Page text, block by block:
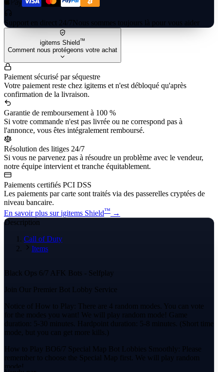
Support en direct 24/7Nous sommes toujours là pour vous aider
igitems Shield™
Comment nous protégeons votre achat
Paiement sécurisé par séquestre
Votre paiement reste chez igitems et n'est débloqué qu'après
confirmation de la livraison.
Garantie de remboursement à 100 %
Si votre commande n'est pas livrée ou ne correspond pas à
l'annonce, vous êtes intégralement remboursé.
Résolution des litiges 24/7
Si vous ne parvenez pas à résoudre un problème avec le vendeur,
notre équipe intervient et tranche équitablement.
Paiements certifiés PCI DSS
Les paiements par carte sont traités via des passerelles cryptées de
niveau bancaire.
En savoir plus sur igitems Shield™ →
Description
Call of Duty
Items
Black Ops 6/7 AFK Bots - Selfplay
Join Our Premier Bot Lobby Service
Notice of How to Play: There are 4 random modes. You can vote
for the modes you want! We will play random mode! Game
duration: 5-30 minutes. Hardpoint duration: 5-8 minutes. (Short time
mode, but you can get more kills.)
How to Play BO6/7 Special Map Bot Lobbies Smoothly: Please
remember to choose the Special Map first. We will play random
mode!